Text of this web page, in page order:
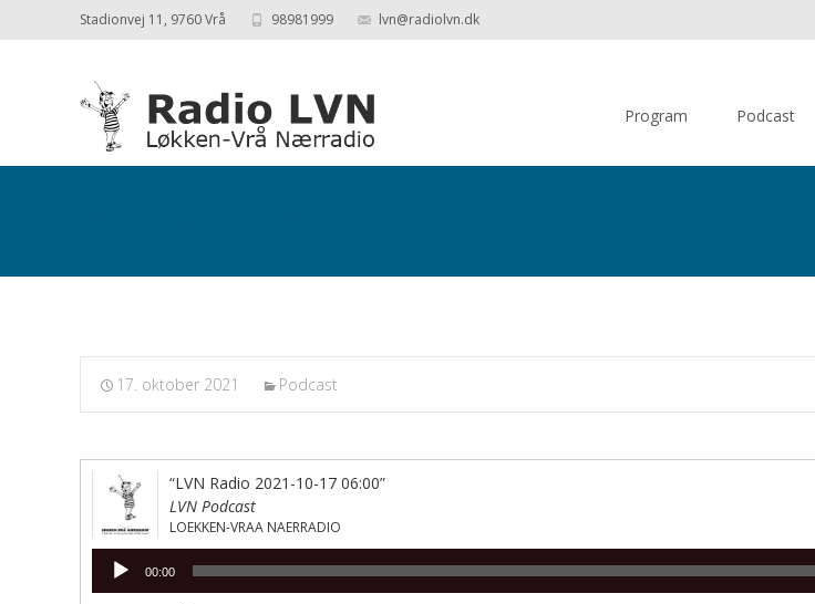
Stadionvej 11, 9760 Vrå 98981999 lvn@radiolvn.dk
Program Podcast
17. oktober 2021 Podcast
“LVN Radio 2021-10-17 06:00”
LVN Podcast
LOEKKEN-VRAA NAERRADIO
Lydafspiller
00:00